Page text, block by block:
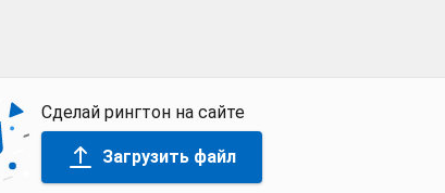
Сделай рингтон на сайте
Загрузить файл